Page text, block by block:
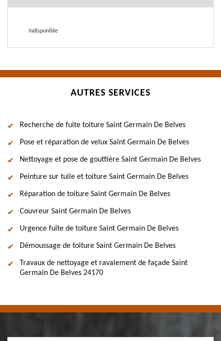
indisponible
AUTRES SERVICES
Recherche de fuite toiture Saint Germain De Belves
Pose et réparation de velux Saint Germain De Belves
Nettoyage et pose de gouttière Saint Germain De Belves
Peinture sur tuile et toiture Saint Germain De Belves
Réparation de toiture Saint Germain De Belves
Couvreur Saint Germain De Belves
Urgence fuite de toiture Saint Germain De Belves
Démoussage de toiture Saint Germain De Belves
Travaux de nettoyage et ravalement de façade Saint
Germain De Belves 24170